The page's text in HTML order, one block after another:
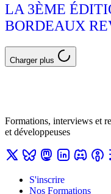
LA 3ÈME
BORDEAUX
Charger plus
Formations, interviews et
et développeuses
S'inscrire
Nos Formations